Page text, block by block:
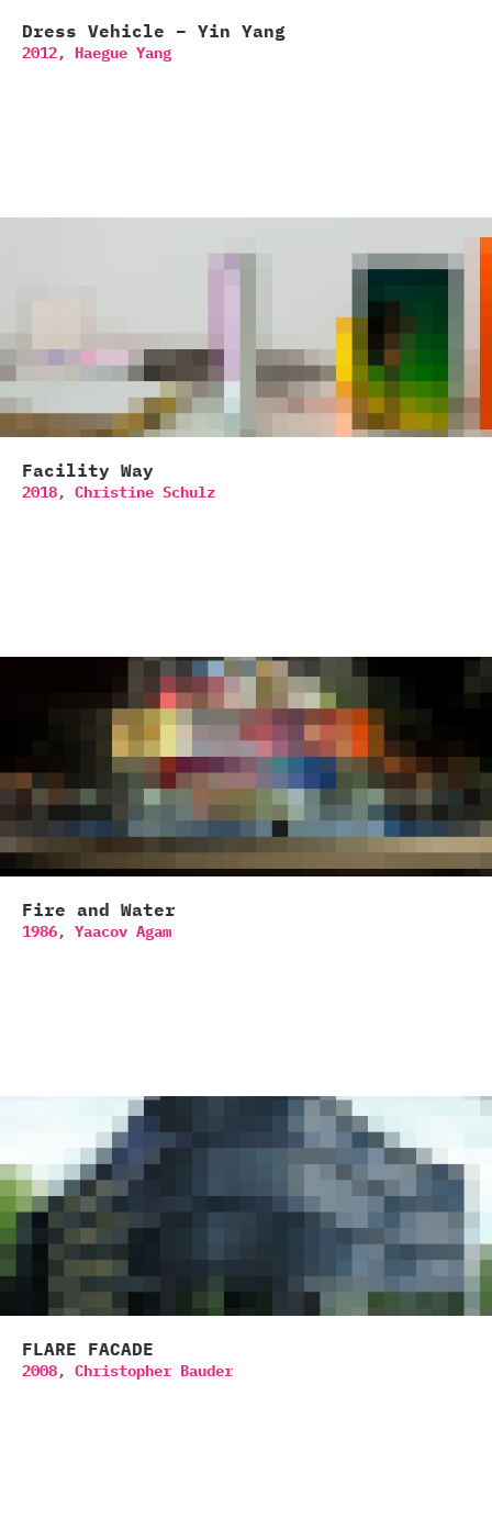
Dress Vehicle – Yin Yang
2012, Haegue Yang
Facility Way
2018, Christine Schulz
Fire and Water
1986, Yaacov Agam
FLARE FACADE
2008, Christopher Bauder